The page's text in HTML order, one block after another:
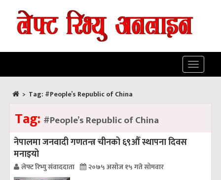
Toggle
> Tag: #People’s Republic of China
Tag: #People’s Republic of China
नेपालमा जनवादी गणतन्त्र चीनको ६९औँ स्थापना दिवस
मनाइयो
लेफ्ट रिभ्यु संवाददाता २०७५ असोज १५ गते सोमवार